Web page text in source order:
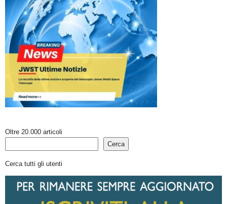
Oltre 20.000 articoli
Cerca
Cerca tutti gli utenti